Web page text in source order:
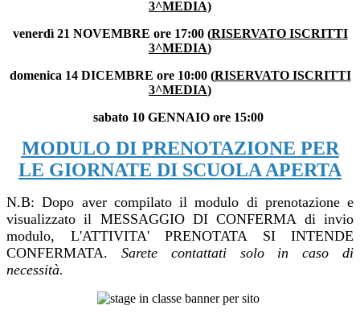
3^MEDIA)
venerdì 21 NOVEMBRE ore 17:00 (RISERVATO ISCRITTI
3^MEDIA)
domenica 14 DICEMBRE ore 10:00 (RISERVATO ISCRITTI
3^MEDIA)
sabato 10 GENNAIO ore 15:00
MODULO DI PRENOTAZIONE PER
LE GIORNATE DI SCUOLA APERTA
N.B: Dopo aver compilato il modulo di prenotazione e
visualizzato il MESSAGGIO DI CONFERMA di invio
modulo, L'ATTIVITA' PRENOTATA SI INTENDE
CONFERMATA. Sarete contattati solo in caso di
necessità.